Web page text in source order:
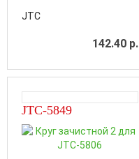
JTC
142.40 р.
JTC-5849